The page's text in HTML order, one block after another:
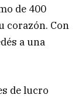
de 400
corazón. Con
a una
de lucro